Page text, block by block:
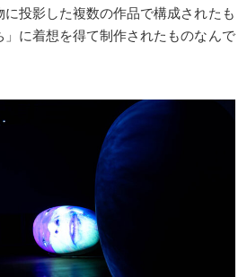
投影した複数の作品で構成されたも
に着想を得て制作されたものなんで